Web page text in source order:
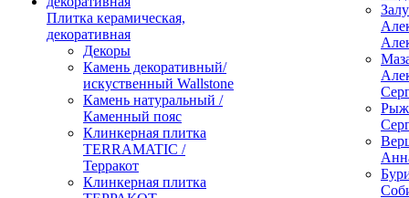
Плитка керамическая,
декоративная
Декоры
Камень декоративный/
искуственный Wallstone
Камень натуральный /
Каменный пояс
Клинкерная плитка
TERRAMATIC /
Терракот
Клинкерная плитка